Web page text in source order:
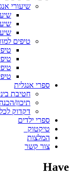
שיעורי
טיפים
ספרי אנגלית
חטיבת
תיכון/
דקדוק לכל
ספרי ילדים
טיקטוק
המלצות
צור קשר
Have